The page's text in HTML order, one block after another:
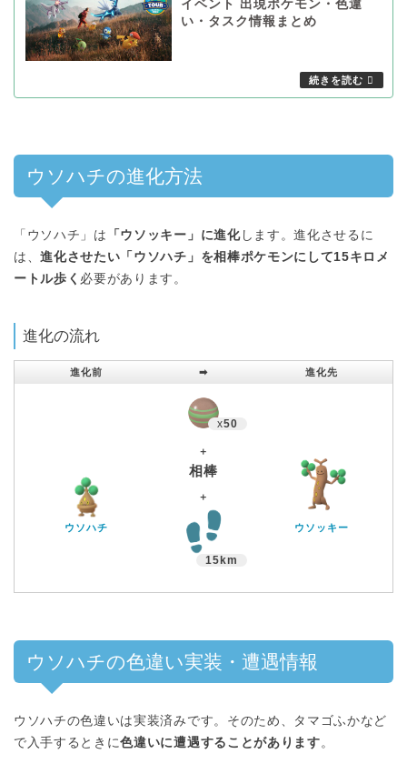
イベント 出現ポケモン・色違
い・タスク情報まとめ
ウソハチの進化方法
「ウソハチ」は 「ウソッキー」に進化します。進化させるに
は、進化させたい「ウソハチ」を相棒ポケモンにして15キロメ
ートル歩く 必要があります。
進化の流れ
進化前 ➡︎ 進化先
ウソハチ
x50
＋
相棒
＋
15km
ウソッキー
ウソハチの色違い実装・遭遇情報
ウソハチの色違いは実装済みです。そのため、タマゴふかなど
で入手するときに色違いに遭遇することがあります。